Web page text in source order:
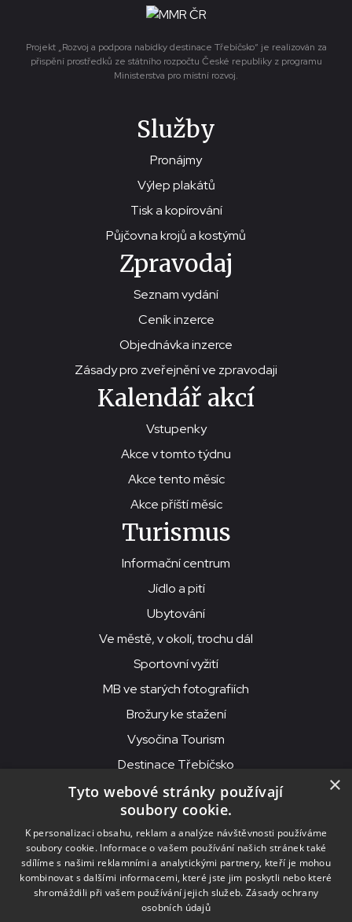
Projekt „Rozvoj a podpora nabídky destinace Třebíčsko“ je realizován za
přispění prostředků ze státního rozpočtu České republiky z programu
Ministerstva pro místní rozvoj.
Služby
Pronájmy
Výlep plakátů
Tisk a kopírování
Půjčovna krojů a kostýmů
Zpravodaj
Seznam vydání
Ceník inzerce
Objednávka inzerce
Zásady pro zveřejnění ve zpravodaji
Kalendář akcí
Vstupenky
Akce v tomto týdnu
Akce tento měsíc
Akce příští měsíc
Turismus
Informační centrum
Jídlo a pití
Ubytování
Ve městě, v okolí, trochu dál
Sportovní vyžití
MB ve starých fotografiích
Brožury ke stažení
Vysočina Tourism
Destinace Třebíčsko
© 2026MKS Beseda Mor. Budějovice
MKS Beseda, příspěvková organizace, Purcnerova 62, 676 02
Moravské Budějovice
IČO: 00091758, DIČ: CZ00091758, ID datové schránky: chjn2kd
×
Tyto webové stránky používají
soubory cookie.
K personalizaci obsahu, reklam a analýze návštěvnosti používáme
soubory cookie. Informace o vašem používání našich stránek také
sdílíme s našimi reklamními a analytickými partnery, kteří je mohou
kombinovat s dalšími informacemi, které jste jim poskytli nebo které
shromáždili při vašem používání jejich služeb. Zásady ochrany
osobních údajů